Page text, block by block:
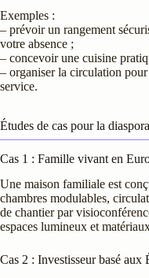
Exemples :
– prévoir un rangement
votre absence ;
– concevoir une cuisine
– organiser la circulation pour
service.
Études de cas pour la
Cas 1 : Famille vivant en
Une maison familiale est
chambres modulables,
de chantier par
espaces lumineux et
Cas 2 : Investisseur basé aux